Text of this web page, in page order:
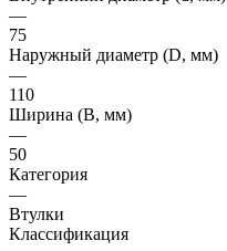
—
75
Наружный диаметр (D, мм)
—
110
Ширина (B, мм)
—
50
Категория
—
Втулки
Классификация